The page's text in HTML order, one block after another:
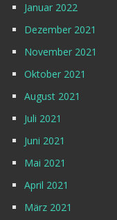
Januar 2022
Dezember 2021
November 2021
Oktober 2021
August 2021
Juli 2021
Juni 2021
Mai 2021
April 2021
März 2021